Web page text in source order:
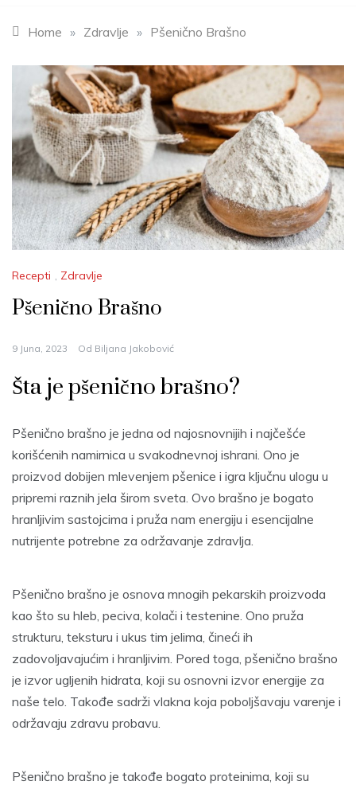
Home » Zdravlje » Pšenično Brašno
Recepti , Zdravlje
Pšenično Brašno
9 Juna, 2023 Od Biljana Jakobović
Šta je pšenično brašno?
Pšenično brašno je jedna od najosnovnijih i najčešće
korišćenih namirnica u svakodnevnoj ishrani. Ono je
proizvod dobijen mlevenjem pšenice i igra ključnu ulogu u
pripremi raznih jela širom sveta. Ovo brašno je bogato
hranljivim sastojcima i pruža nam energiju i esencijalne
nutrijente potrebne za održavanje zdravlja.
Pšenično brašno je osnova mnogih pekarskih proizvoda
kao što su hleb, peciva, kolači i testenine. Ono pruža
strukturu, teksturu i ukus tim jelima, čineći ih
zadovoljavajućim i hranljivim. Pored toga, pšenično brašno
je izvor ugljenih hidrata, koji su osnovni izvor energije za
naše telo. Takođe sadrži vlakna koja poboljšavaju varenje i
održavaju zdravu probavu.
Pšenično brašno je takođe bogato proteinima, koji su